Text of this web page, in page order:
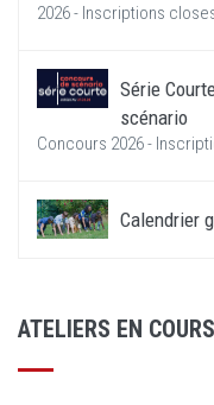
2026 - Inscriptions
Série
scénario
Concours 2026 -
Calendrier
ATELIERS EN COURS